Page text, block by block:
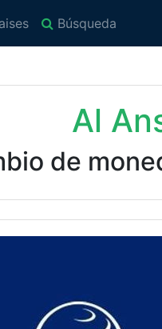
Búsqueda
Al
de